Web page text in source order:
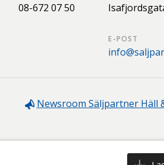
08-672 07 50
E-POST
Newsroom Säljpartner Häll